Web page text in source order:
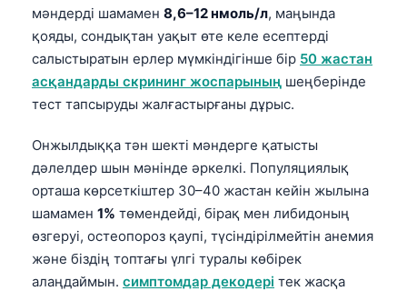
мәндерді шамамен 8,6–12 нмоль/л, маңында
қояды, сондықтан уақыт өте келе есептерді
салыстыратын ерлер мүмкіндігінше бір 50 жастан
асқандарды скрининг жоспарының шеңберінде
тест тапсыруды жалғастырғаны дұрыс.
Онжылдыққа тән шекті мәндерге қатысты
дәлелдер шын мәнінде әркелкі. Популяциялық
орташа көрсеткіштер 30–40 жастан кейін жылына
шамамен 1% төмендейді, бірақ мен либидоның
өзгеруі, остеопороз қаупі, түсіндірілмейтін анемия
және біздің топтағы үлгі туралы көбірек
алаңдаймын. симптомдар декодері тек жасқа